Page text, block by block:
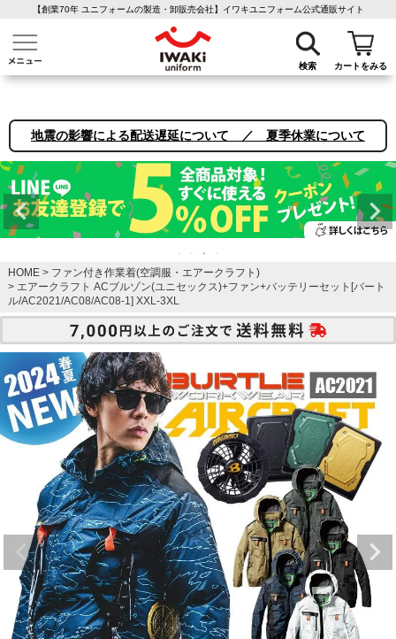
【創業70年 ユニフォームの製造・卸販売会社】イワキユニフォーム公式通販サイト
検索 カートをみる
介護ユニフォーム 作業着・作業服 ファン付き作業着 医療白衣
地震の影響による配送遅延について ／ 夏季休業について
HOME
ファン付き作業着(空調服・エアークラフト)
エアークラフト ACブルゾン(ユニセックス)+ファン+バッテリーセット[バート
ル/AC2021/AC08/AC08-1] XXL-3XL